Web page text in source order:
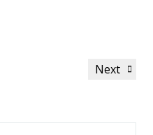
Next
Next